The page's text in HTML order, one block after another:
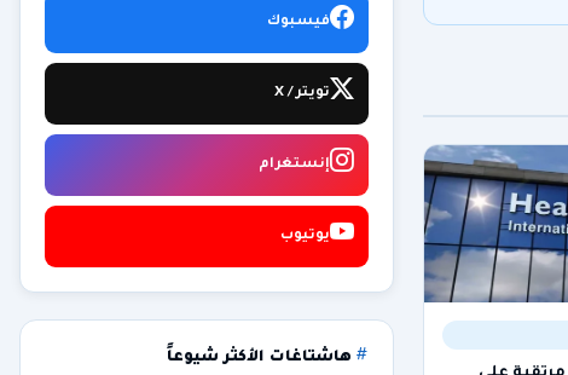
فيسبوك
تويتر / X
إنستغرام
يوتيوب
هاشتاغات الأكثر شيوعاً